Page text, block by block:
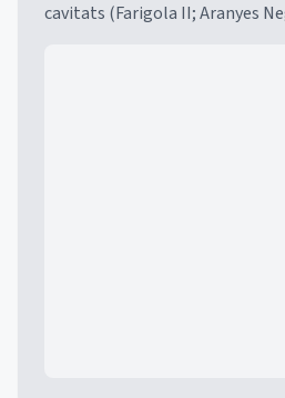
cavitats (Farigola II; Aranyes